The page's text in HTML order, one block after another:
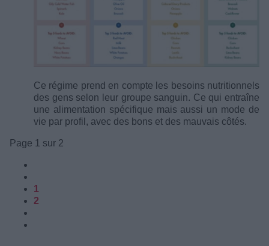
Ce régime prend en compte les besoins nutritionnels
des gens selon leur groupe sanguin. Ce qui entraîne
une alimentation spécifique mais aussi un mode de
vie par profil, avec des bons et des mauvais côtés.
Page 1 sur 2
1
2